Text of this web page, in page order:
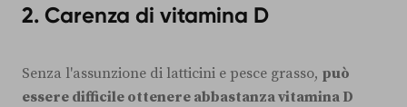
2. Carenza di vitamina D
Senza l'assunzione di latticini e pesce grasso, può
essere difficile ottenere abbastanza vitamina D